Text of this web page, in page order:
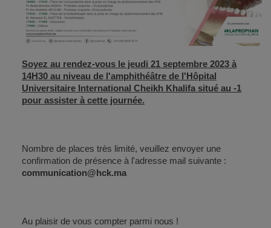
Soyez au rendez-vous le jeudi 21 septembre 2023 à
14H30 au niveau de l'amphithéâtre de l'Hôpital
Universitaire International Cheikh Khalifa situé au -1
pour assister à cette journée.
Nombre de places très limité, veuillez envoyer une
confirmation de présence à l'adresse mail suivante :
communication@hck.ma
Au plaisir de vous compter parmi nous !